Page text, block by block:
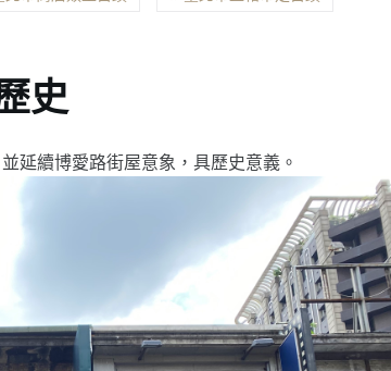
史
延續博愛路街屋意象，具歷史意義。